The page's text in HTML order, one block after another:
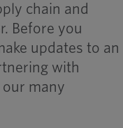
chain and
Before you
updates to an
with
many